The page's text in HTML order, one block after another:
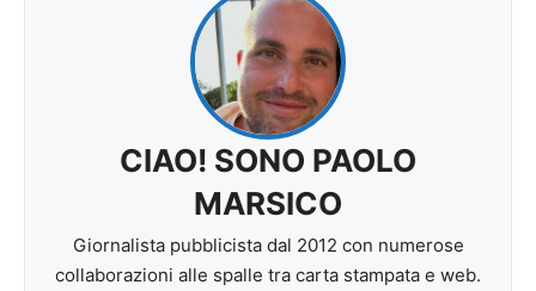
CIAO! SONO PAOLO
MARSICO
Giornalista pubblicista dal 2012 con numerose
collaborazioni alle spalle tra carta stampata e web.